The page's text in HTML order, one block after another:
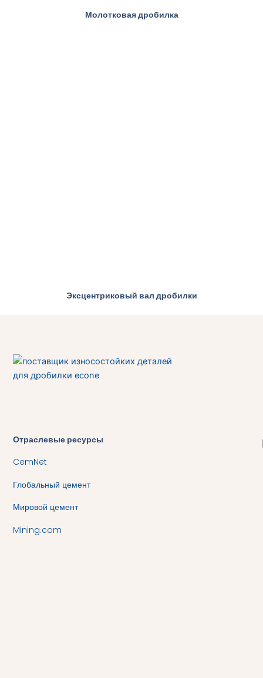
Молотковая дробилка
Эксцентриковый вал дробилки
Отраслевые ресурсы
CemNet
Глобальный цемент
Мировой цемент
Mining.com